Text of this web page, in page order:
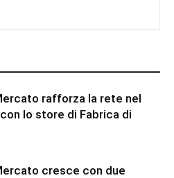
rafforza la rete nel
lo store di Fabrica di
cresce con due